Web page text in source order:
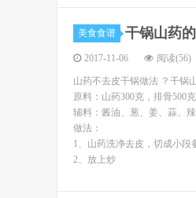
美食食谱 干锅山药
2017-11-06 阅读(56)
山药不去皮干锅做法 ？干锅
原料：山药300克，排骨500克
辅料：酱油、葱、姜、蒜、
做法：
1、山药洗净去皮，切成小段
2、放上炒